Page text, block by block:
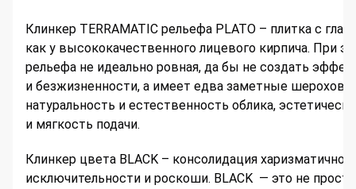
Клинкер TERRAMATIC рельефа PLATO – плитка с
как у высококачественного лицевого кирпича. При
рельефа не идеально ровная, да бы не создать
и безжизненности, а имеет едва заметные
натуральность и естественность облика,
и мягкость подачи.
Клинкер цвета BLACK – консолидация
исключительности и роскоши. BLACK — это не